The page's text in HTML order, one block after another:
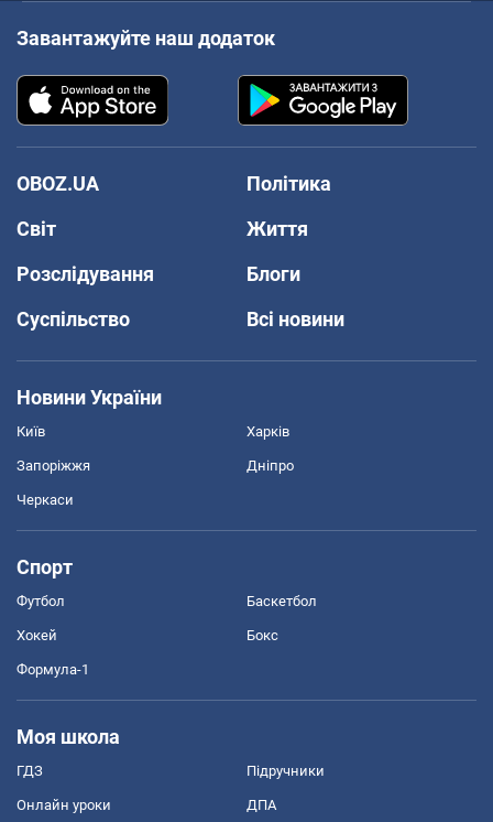
Завантажуйте наш додаток
OBOZ.UA
Політика
Світ
Життя
Розслідування
Блоги
Суспільство
Всі новини
Новини України
Київ Харків
Запоріжжя Дніпро
Черкаси
Спорт
Футбол Баскетбол
Хокей Бокс
Формула-1
Моя школа
ГДЗ Підручники
Онлайн уроки ДПА